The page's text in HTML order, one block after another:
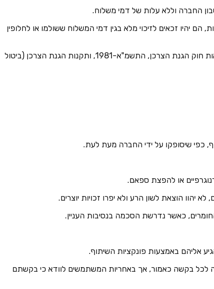
יהיו זכאים לזיכוי מלא בגין דמי המשלוח ששולמו או לחלופין
7.14. היות והמוצרים באתר מיוצרים בהתאמה אישית במיוחד עבור הלקוחות, לא ניתן יהיה להחזיר ו/או לבטל הזמנה שנכנסה להדפסה, ועל כן הוראות חוק הגנת הצרכן, התשמ"א-1981, ותקנות הגנת הצרכן (ביטול
לכל בקשה כאמור, אך באחריות המשתמשים לוודא כי בקשתם